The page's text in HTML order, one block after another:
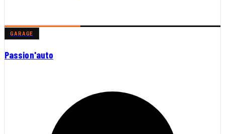
GARAGE
Passion'auto